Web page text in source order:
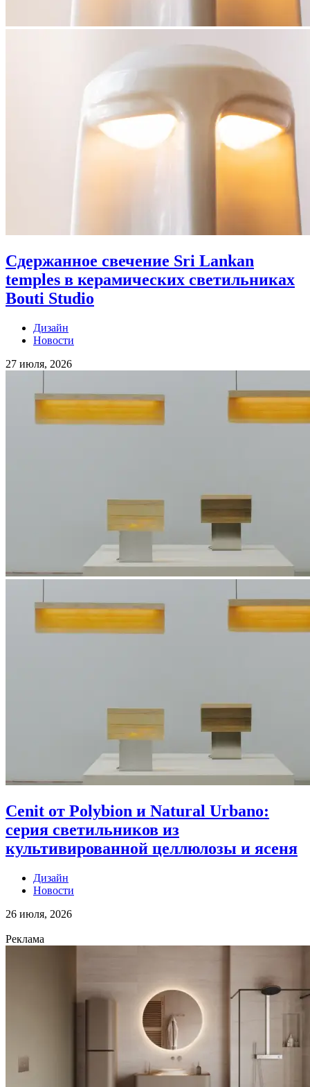
Сдержанное свечение Sri Lankan
temples в керамических светильниках
Bouti Studio
Дизайн
Новости
27 июля, 2026
Cenit от Polybion и Natural Urbano:
серия светильников из
культивированной целлюлозы и ясеня
Дизайн
Новости
26 июля, 2026
Реклама